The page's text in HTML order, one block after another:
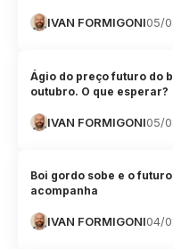
IVAN FORMIGONI05/
Ágio do preço futuro do
outubro. O que esperar?
IVAN FORMIGONI05/
Boi gordo sobe e o
acompanha
IVAN FORMIGONI04/